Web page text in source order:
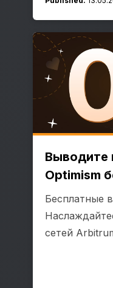
Выводите
Optimism
Бесплатные
сетей